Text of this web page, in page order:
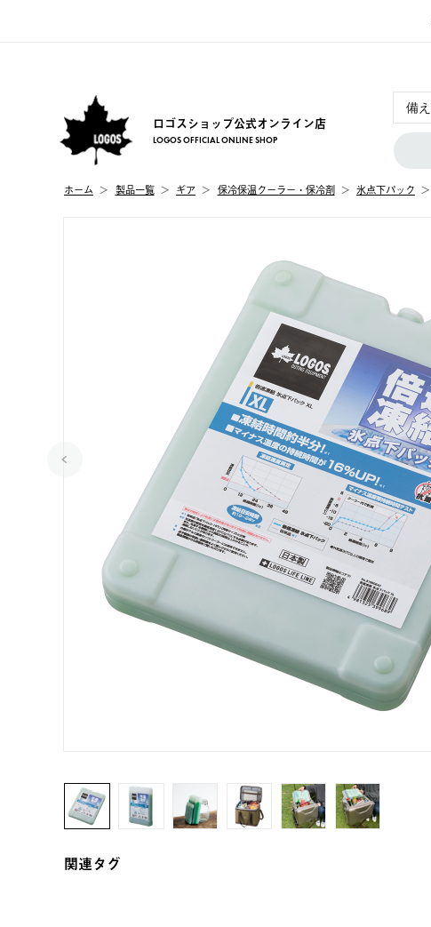
ロゴスショップ公式オンライン店
LOGOS OFFICIAL ONLINE SHOP
ホーム 製品⼀覧 ギア 保冷保温クーラー・保冷剤 氷点下パック
関連タグ